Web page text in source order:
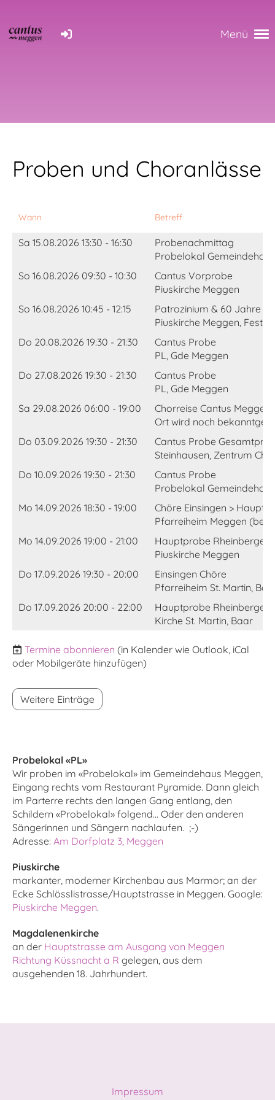
Menü
Proben und Choranlässe
Wann Betreff
Sa 15.08.2026 13:30 - 16:30
Probenachmittag
Probelokal
So 16.08.2026 09:30 - 10:30
Cantus Vorprobe
Piuskirche Meggen
So 16.08.2026 10:45 - 12:15
Patrozinium & 60 Jahre
Piuskirche Meggen,
Do 20.08.2026 19:30 - 21:30
Cantus Probe
PL, Gde Meggen
Do 27.08.2026 19:30 - 21:30
Cantus Probe
PL, Gde Meggen
Sa 29.08.2026 06:00 - 19:00
Chorreise Cantus
Ort wird noch
Do 03.09.2026 19:30 - 21:30
Cantus Probe
Steinhausen, Zentrum
Do 10.09.2026 19:30 - 21:30
Cantus Probe
Probelokal
Mo 14.09.2026 18:30 - 19:00
Chöre Einsingen >
Pfarreiheim Meggen (bei
Mo 14.09.2026 19:00 - 21:00
Hauptprobe Rheinberger
Piuskirche Meggen
Do 17.09.2026 19:30 - 20:00
Einsingen Chöre
Pfarreiheim St. Martin,
Do 17.09.2026 20:00 - 22:00
Hauptprobe Rheinberger
Kirche St. Martin, Baar
Termine abonnieren (in Kalender wie Outlook, iCal
oder Mobilgeräte hinzufügen)
Weitere Einträge
Probelokal «PL»
Wir proben im «Probelokal» im Gemeindehaus Meggen,
Eingang rechts vom Restaurant Pyramide. Dann gleich
im Parterre rechts den langen Gang entlang, den
Schildern «Probelokal» folgend... Oder den anderen
Sängerinnen und Sängern nachlaufen. ;-)
Adresse: Am Dorfplatz 3, Meggen
Piuskirche
markanter, moderner Kirchenbau aus Marmor; an der
Ecke Schlösslistrasse/Hauptstrasse in Meggen. Google:
Piuskirche Meggen.
Magdalenenkirche
an der Hauptstrasse am Ausgang von Meggen
Richtung Küssnacht a R gelegen, aus dem
ausgehenden 18. Jahrhundert.
Impressum